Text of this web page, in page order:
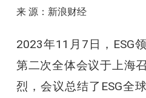
来 源：新浪财经
2023年11月7日，ESG
第二次全体会议于上海
烈，会议总结了ESG全